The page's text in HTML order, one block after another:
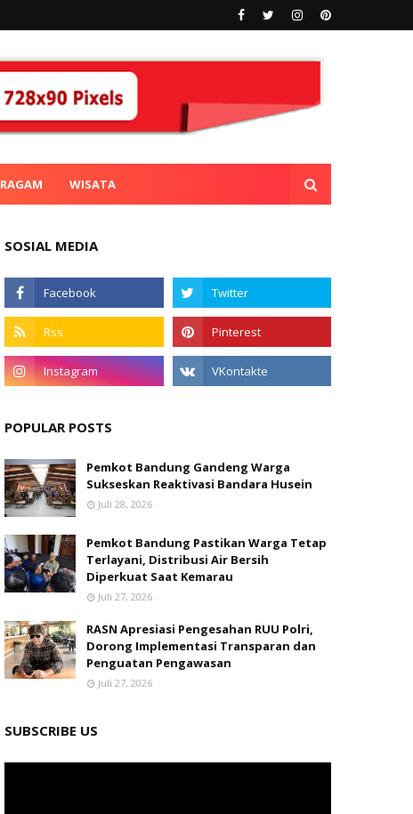
RAGAM WISATA
SOSIAL MEDIA
POPULAR POSTS
Pemkot Bandung Gandeng Warga
Sukseskan Reaktivasi Bandara Husein
Juli 28, 2026
Pemkot Bandung Pastikan Warga Tetap
Terlayani, Distribusi Air Bersih
Diperkuat Saat Kemarau
Juli 27, 2026
RASN Apresiasi Pengesahan RUU Polri,
Dorong Implementasi Transparan dan
Penguatan Pengawasan
Juli 27, 2026
SUBSCRIBE US